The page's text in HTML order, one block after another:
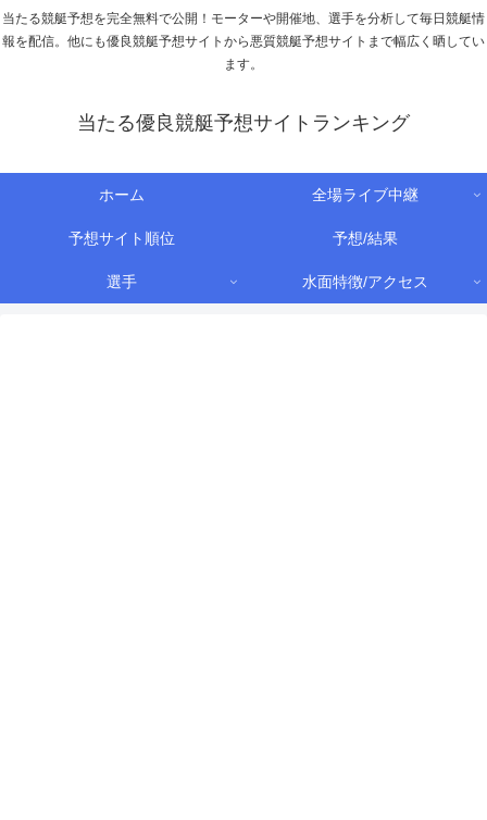
当たる競艇予想を完全無料で公開！モーターや開催地、選手を分析して毎日競艇情
報を配信。他にも優良競艇予想サイトから悪質競艇予想サイトまで幅広く晒してい
ます。
当たる優良競艇予想サイトランキング
ホーム 全場ライブ中継
予想サイト順位 予想/結果
選手 水面特徴/アクセス